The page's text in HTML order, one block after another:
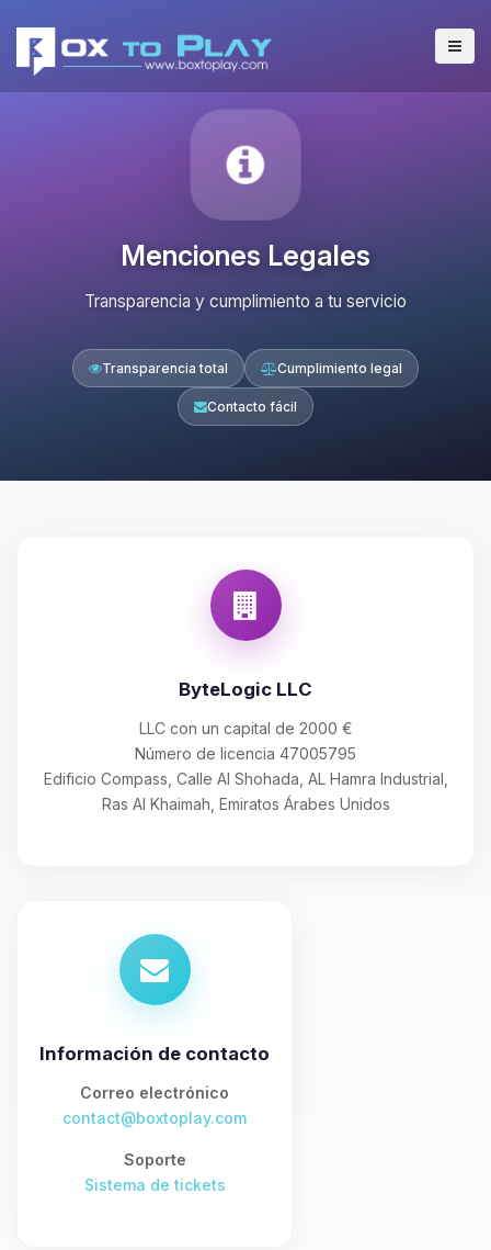
Menciones Legales
Transparencia y cumplimiento a tu servicio
Transparencia total Cumplimiento legal
Contacto fácil
ByteLogic LLC
LLC con un capital de 2000 €
Número de licencia 47005795
Edificio Compass, Calle Al Shohada, AL Hamra Industrial,
Ras Al Khaimah, Emiratos Árabes Unidos
Información de contacto
Correo electrónico
contact@boxtoplay.com
Soporte
Sistema de tickets
Yupi, por fin alguien con quien
hablar! Soy Choupy, tu pequeno
asistente de BoxToPlay. Cuentame